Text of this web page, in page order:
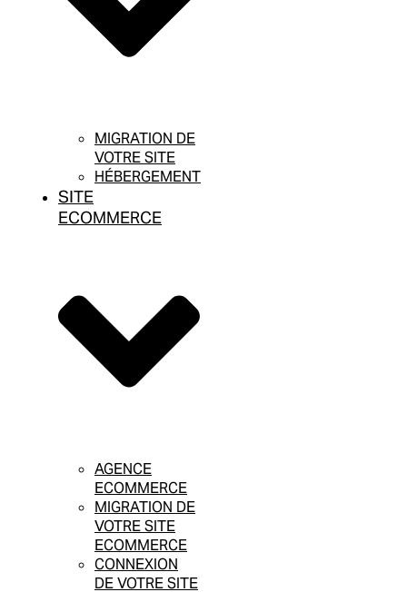
MIGRATION DE
VOTRE SITE
HÉBERGEMENT
SITE
ECOMMERCE
AGENCE
ECOMMERCE
MIGRATION DE
VOTRE SITE
ECOMMERCE
CONNEXION
DE VOTRE SITE